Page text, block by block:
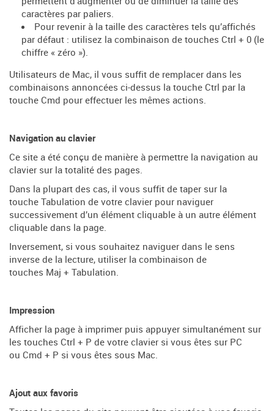
caractères par paliers.
Pour revenir à la taille des caractères tels qu’affichés
par défaut : utilisez la combinaison de touches Ctrl + 0 (le
chiffre « zéro »).
Utilisateurs de Mac, il vous suffit de remplacer dans les
combinaisons annoncées ci-dessus la touche Ctrl par la
touche Cmd pour effectuer les mêmes actions.
Navigation au clavier
Ce site a été conçu de manière à permettre la navigation au
clavier sur la totalité des pages.
Dans la plupart des cas, il vous suffit de taper sur la
touche Tabulation de votre clavier pour naviguer
successivement d’un élément cliquable à un autre élément
cliquable dans la page.
Inversement, si vous souhaitez naviguer dans le sens
inverse de la lecture, utiliser la combinaison de
touches Maj + Tabulation.
Impression
Afficher la page à imprimer puis appuyer simultanément sur
les touches Ctrl + P de votre clavier si vous êtes sur PC
ou Cmd + P si vous êtes sous Mac.
Ajout aux favoris